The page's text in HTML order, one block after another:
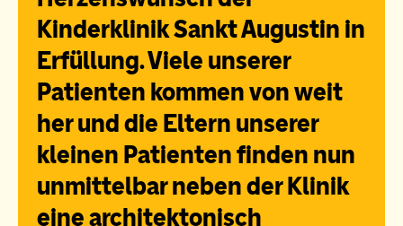
Kinderklinik Sankt Augustin in
Erfüllung. Viele unserer
Patienten kommen von weit
her und die Eltern unserer
kleinen Patienten finden nun
unmittelbar neben der Klinik
eine architektonisch